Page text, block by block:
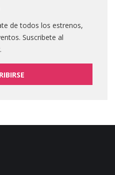
de todos los estrenos,
Suscribete al